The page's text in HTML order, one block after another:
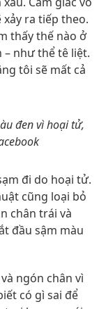
ra tiếp theo.
thấy thế nào ở
– như thể tê liệt.
tôi sẽ mất cả
đen vì hoại tử,
đi do hoại tử.
cũng loại bỏ
chân trái và
đầu sậm màu
ngón chân vì
có gì sai để